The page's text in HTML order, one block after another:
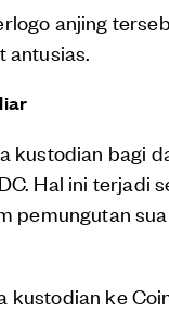
anjing
antusias.
kustodian bagi
Hal ini terjadi
pemungutan
ke